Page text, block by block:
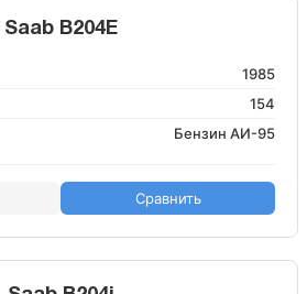
Saab B204E
1985
154
Бензин АИ-95
Сравнить